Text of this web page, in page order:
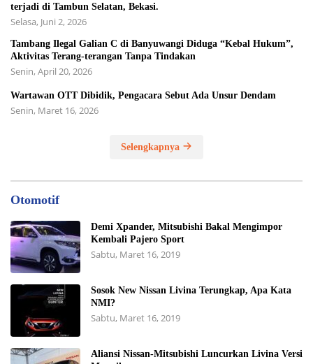
terjadi di Tambun Selatan, Bekasi.
Selasa, Juni 2, 2026
Tambang Ilegal Galian C di Banyuwangi Diduga “Kebal Hukum”,
Aktivitas Terang-terangan Tanpa Tindakan
Senin, April 20, 2026
Wartawan OTT Dibidik, Pengacara Sebut Ada Unsur Dendam
Senin, Maret 16, 2026
Selengkapnya
Otomotif
Demi Xpander, Mitsubishi Bakal Mengimpor
Kembali Pajero Sport
Sabtu, Maret 16, 2019
Sosok New Nissan Livina Terungkap, Apa Kata
NMI?
Sabtu, Maret 16, 2019
Aliansi Nissan-Mitsubishi Luncurkan Livina Versi